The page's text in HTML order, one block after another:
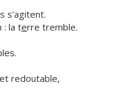
s'agitent.
: la terre tremble.
redoutable,